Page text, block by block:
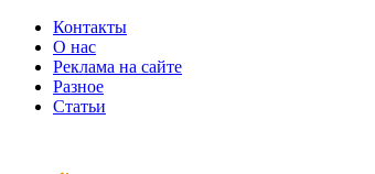
Контакты
О нас
Реклама на сайте
Разное
Статьи